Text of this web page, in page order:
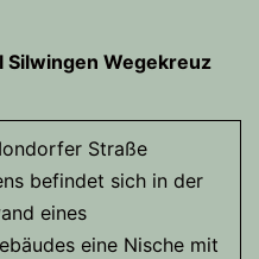
Silwingen Wegekreuz
Straße
befindet sich in der
eines
eine Nische mit